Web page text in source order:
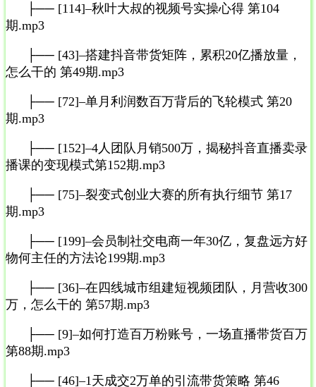
├── [114]–秋叶大叔的视频号实操心得 第104
期.mp3
├── [43]–搭建抖音带货矩阵，累积20亿播放量，
怎么干的 第49期.mp3
├── [72]–单月利润数百万背后的飞轮模式 第20
期.mp3
├── [152]–4人团队月销500万，揭秘抖音直播卖录
播课的变现模式第152期.mp3
├── [75]–裂变式创业大赛的所有执行细节 第17
期.mp3
├── [199]–会员制社交电商一年30亿，复盘远方好
物何主任的方法论199期.mp3
├── [36]–在四线城市组建短视频团队，月营收300
万，怎么干的 第57期.mp3
├── [9]–如何打造百万粉账号，一场直播带货百万
第88期.mp3
├── [46]–1天成交2万单的引流带货策略 第46